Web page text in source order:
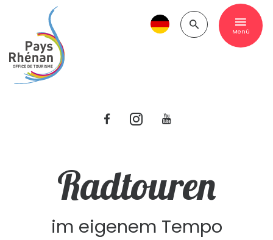
Menü
Radtouren
im eigenem Tempo